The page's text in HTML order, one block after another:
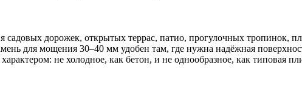
садовых дорожек, открытых террас, патио, прогулочных тропинок,
для мощения 30–40 мм удобен там, где нужна надёжная
не холодное, как бетон, и не однообразное, как типовая